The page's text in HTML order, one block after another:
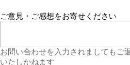
ご意見・ご感想をお寄せください
お問い合わせを入力されましてもご
いたしかねます